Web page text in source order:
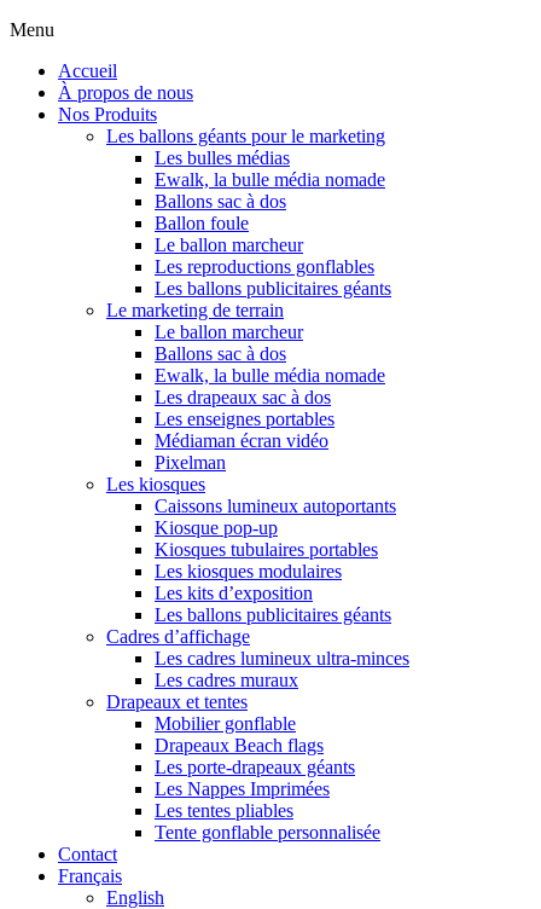
Menu
Accueil
À propos de nous
Nos Produits
Les ballons géants pour le marketing
Les bulles médias
Ewalk, la bulle média nomade
Ballons sac à dos
Ballon foule
Le ballon marcheur
Les reproductions gonflables
Les ballons publicitaires géants
Le marketing de terrain
Le ballon marcheur
Ballons sac à dos
Ewalk, la bulle média nomade
Les drapeaux sac à dos
Les enseignes portables
Médiaman écran vidéo
Pixelman
Les kiosques
Caissons lumineux autoportants
Kiosque pop-up
Kiosques tubulaires portables
Les kiosques modulaires
Les kits d’exposition
Les ballons publicitaires géants
Cadres d’affichage
Les cadres lumineux ultra-minces
Les cadres muraux
Drapeaux et tentes
Mobilier gonflable
Drapeaux Beach flags
Les porte-drapeaux géants
Les Nappes Imprimées
Les tentes pliables
Tente gonflable personnalisée
Contact
Français
English